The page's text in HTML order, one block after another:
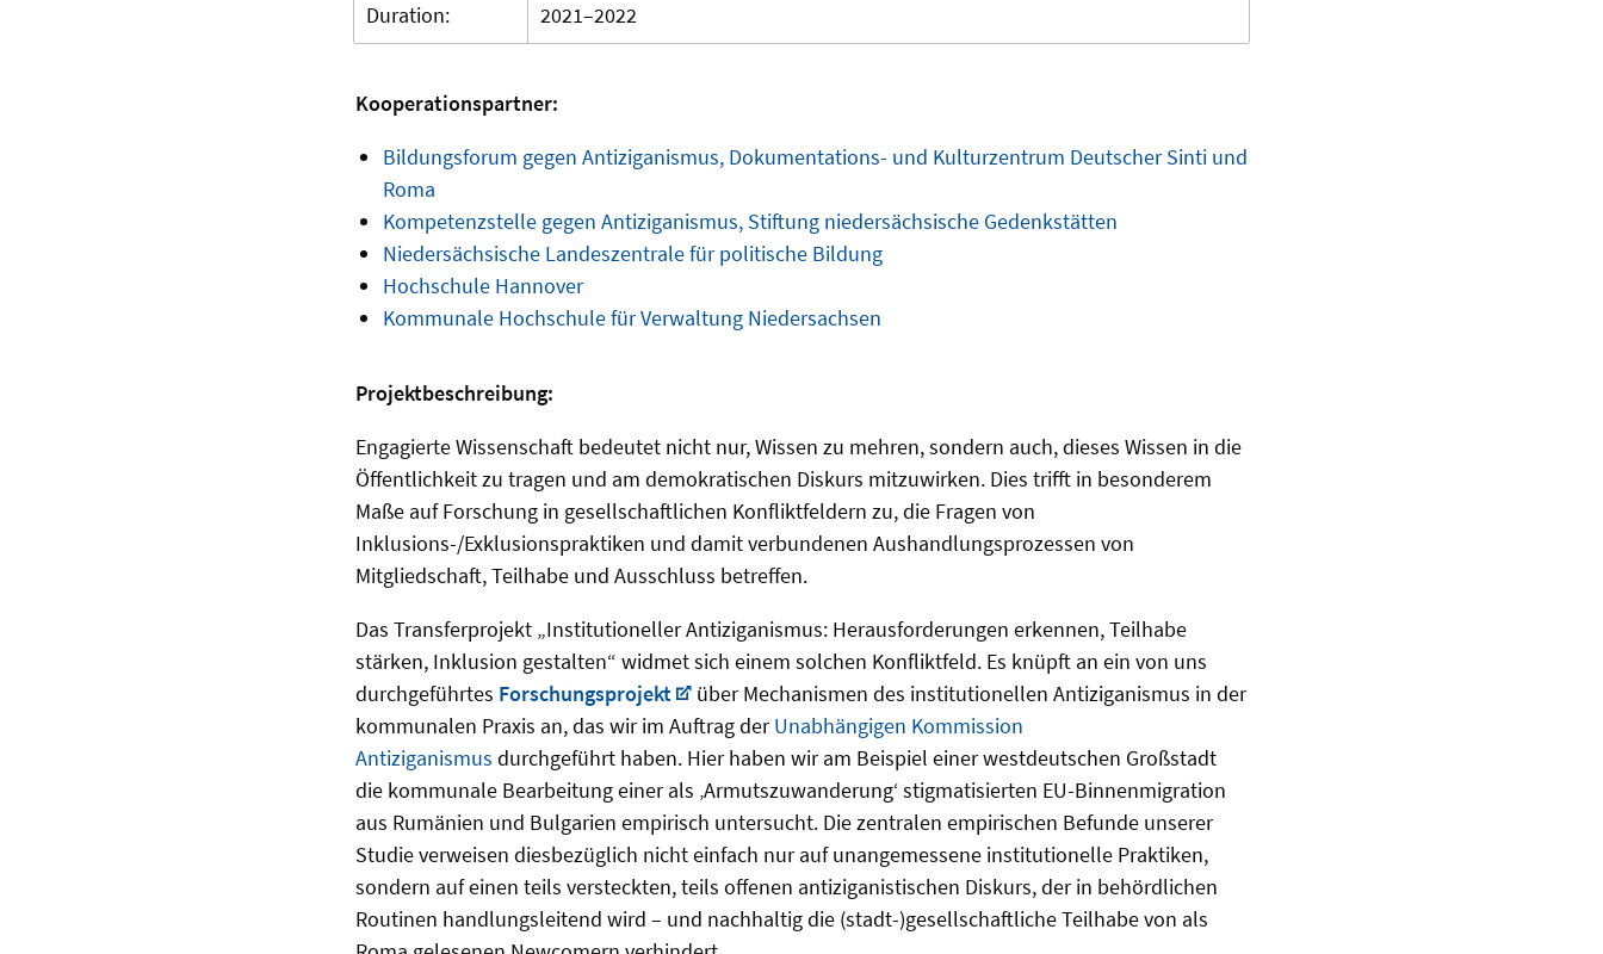
Duration:
2021–2022
Kooperationspartner:
Bildungsforum gegen Antiziganismus, Dokumentations- und Kulturzentrum Deutscher Sinti und
Roma
Kompetenzstelle gegen Antiziganismus, Stiftung niedersächsische Gedenkstätten
Niedersächsische Landeszentrale für politische Bildung
Hochschule Hannover
Kommunale Hochschule für Verwaltung Niedersachsen
Projektbeschreibung:
Engagierte Wissenschaft bedeutet nicht nur, Wissen zu mehren, sondern auch, dieses Wissen in die
Öffentlichkeit zu tragen und am demokratischen Diskurs mitzuwirken. Dies trifft in besonderem
Maße auf Forschung in gesellschaftlichen Konfliktfeldern zu, die Fragen von
Inklusions-/Exklusionspraktiken und damit verbundenen Aushandlungsprozessen von
Mitgliedschaft, Teilhabe und Ausschluss betreffen.
Das Transferprojekt „Institutioneller Antiziganismus: Herausforderungen erkennen, Teilhabe
stärken, Inklusion gestalten“ widmet sich einem solchen Konfliktfeld. Es knüpft an ein von uns
durchgeführtes Forschungsprojekt
über Mechanismen des institutionellen Antiziganismus in der
kommunalen Praxis an, das wir im Auftrag derUnabhängigen Kommission
Antiziganismus durchgeführt haben. Hier haben wir am Beispiel einer westdeutschen Großstadt
die kommunale Bearbeitung einer als ‚Armutszuwanderung‘ stigmatisierten EU-Binnenmigration
aus Rumänien und Bulgarien empirisch untersucht. Die zentralen empirischen Befunde unserer
Studie verweisen diesbezüglich nicht einfach nur auf unangemessene institutionelle Praktiken,
sondern auf einen teils versteckten, teils offenen antiziganistischen Diskurs, der in behördlichen
Routinen handlungsleitend wird – und nachhaltig die (stadt-)gesellschaftliche Teilhabe von als